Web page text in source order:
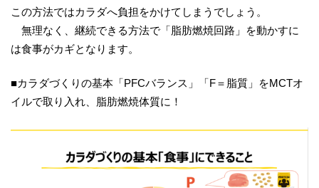
この方法ではカラダへ負担をかけてしまうでしょう。
無理なく、継続できる方法で「脂肪燃焼回路」を動かすに
は食事がカギとなります。
■カラダづくりの基本「PFCバランス」「F＝脂質」をMCTオ
イルで取り入れ、脂肪燃焼体質に！